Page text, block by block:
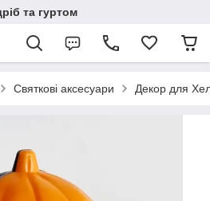
та гуртом
Святкові аксесуари Декор для